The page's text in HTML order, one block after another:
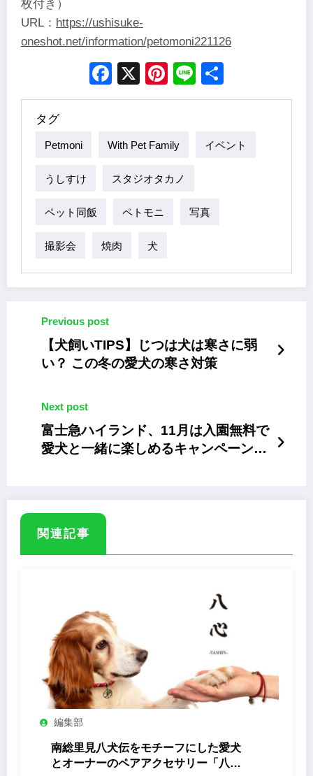
枚付き）
URL： https://ushisuke-
oneshot.net/information/petomoni221126
Facebook
X Pinterest
Line
タグ
Petmoni With Pet Family イベント
うしすけ スタジオタカノ
ペット同飯 ペトモニ 写真
撮影会 焼肉 犬
Previous post
【犬飼いTIPS】じつは犬は寒さに弱
い？ この冬の愛犬の寒さ対策
Next post
富士急ハイランド、11月は入園無料で
愛犬と一緒に楽しめるキャンペーン
関連記事
編集部
南総里見八犬伝をモチーフにした愛犬
とオーナーのペアアクセサリー「八心